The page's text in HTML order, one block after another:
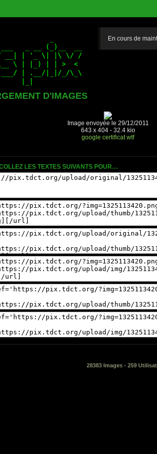
D'IMAGES
En cours de
Image envoyée le 29/12/2011
643 x 404 - 32.4 kio
google certificat wtf
LES TEXTES SUIVANTS POUR…
28383 Images - 259